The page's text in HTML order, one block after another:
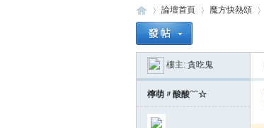
»
論壇首頁
›
魔方快熱頌
樓主: 貪吃鬼
檸萌〃酸酸﹋☆